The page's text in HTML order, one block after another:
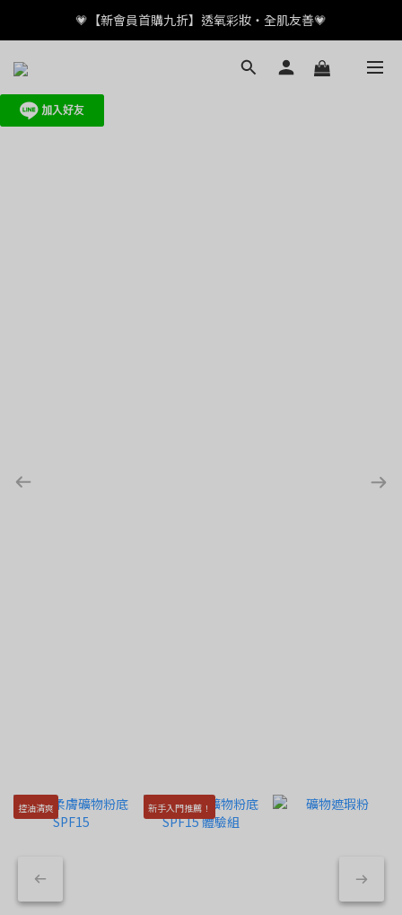
💗【新會員首購九折】透氧彩妝・全肌友善💗
💗【新會員首購九折】透氧彩妝・全肌友善💗
加入LINE好友👤領取百元優惠
💗【新會員首購九折】透氧彩妝・全肌友善💗
控油清爽 新手入門推薦！